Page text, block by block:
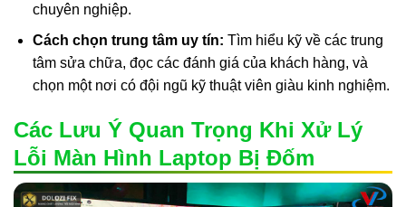
chuyên nghiệp.
Cách chọn trung tâm uy tín: Tìm hiểu kỹ về các trung
tâm sửa chữa, đọc các đánh giá của khách hàng, và
chọn một nơi có đội ngũ kỹ thuật viên giàu kinh nghiệm.
Các Lưu Ý Quan Trọng Khi Xử Lý
Lỗi Màn Hình Laptop Bị Đốm